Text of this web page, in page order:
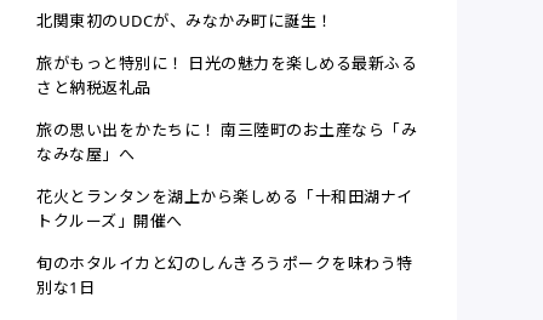
北関東初のUDCが、みなかみ町に誕生！
旅がもっと特別に！ 日光の魅力を楽しめる最新ふる
さと納税返礼品
旅の思い出をかたちに！ 南三陸町のお土産なら「み
なみな屋」へ
花火とランタンを湖上から楽しめる「十和田湖ナイ
トクルーズ」開催へ
旬のホタルイカと幻のしんきろうポークを味わう特
別な1日